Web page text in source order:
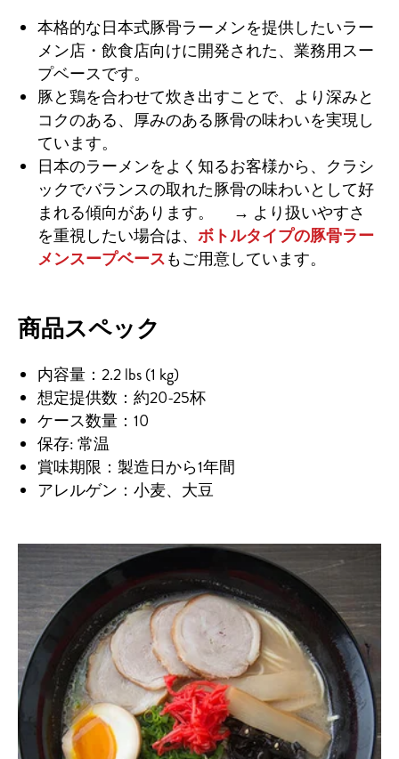
本格的な日本式豚骨ラーメンを提供したいラー
メン店・飲食店向けに開発された、業務用スー
プベースです。
豚と鶏を合わせて炊き出すことで、より深みと
コクのある、厚みのある豚骨の味わいを実現し
ています。
日本のラーメンをよく知るお客様から、クラシ
ックでバランスの取れた豚骨の味わいとして好
まれる傾向があります。
→ より扱いやすさ
を重視したい場合は、ボトルタイプの豚骨ラー
メンスープベースもご用意しています。
商品スペック
内容量：2.2 lbs (1 kg)
想定提供数：約20-25杯
ケース数量：10
保存: 常温
賞味期限：製造日から1年間
アレルゲン：小麦、大豆